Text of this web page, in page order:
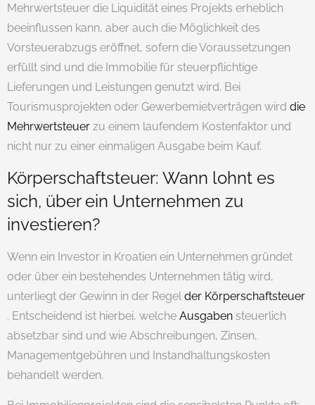
Mehrwertsteuer die Liquidität eines Projekts erheblich
beeinflussen kann, aber auch die Möglichkeit des
Vorsteuerabzugs eröffnet, sofern die Voraussetzungen
erfüllt sind und die Immobilie für steuerpflichtige
Lieferungen und Leistungen genutzt wird. Bei
Tourismusprojekten oder Gewerbemietverträgen wird die
Mehrwertsteuer zu einem laufendem Kostenfaktor und
nicht nur zu einer einmaligen Ausgabe beim Kauf.
Körperschaftsteuer: Wann lohnt es
sich, über ein Unternehmen zu
investieren?
Wenn ein Investor in Kroatien ein Unternehmen gründet
oder über ein bestehendes Unternehmen tätig wird,
unterliegt der Gewinn in der Regelder Körperschaftsteuer
. Entscheidend ist hierbei, welche Ausgaben steuerlich
absetzbar sind und wie Abschreibungen, Zinsen,
Managementgebühren und Instandhaltungskosten
behandelt werden.